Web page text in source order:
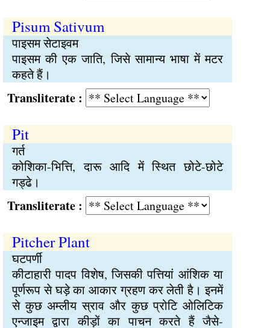
Pisum Sativum
पाइसम सेटाइवम
पाइसम की एक जाति, जिसे सामान्य भाषा में मटर
कहते हैं।
:
Pit
गर्त
कोशिका-भित्ति, दारू आदि में स्थित छोटे-छोटे
गड्ढे।
:
Pitcher Plant
घटपर्णी
कीटाहारी पादप विशेष, जिसकी पत्तियां आंशिक या
पूर्णरूप से घड़े का आकार ग्रहण कर लेती है। इनमें
से कुछ अम्लीय स्राव और कुछ प्रोटि ओलिटिक
एन्जाइम द्वारा कीड़ों का पाचन करते हैं जैसे-